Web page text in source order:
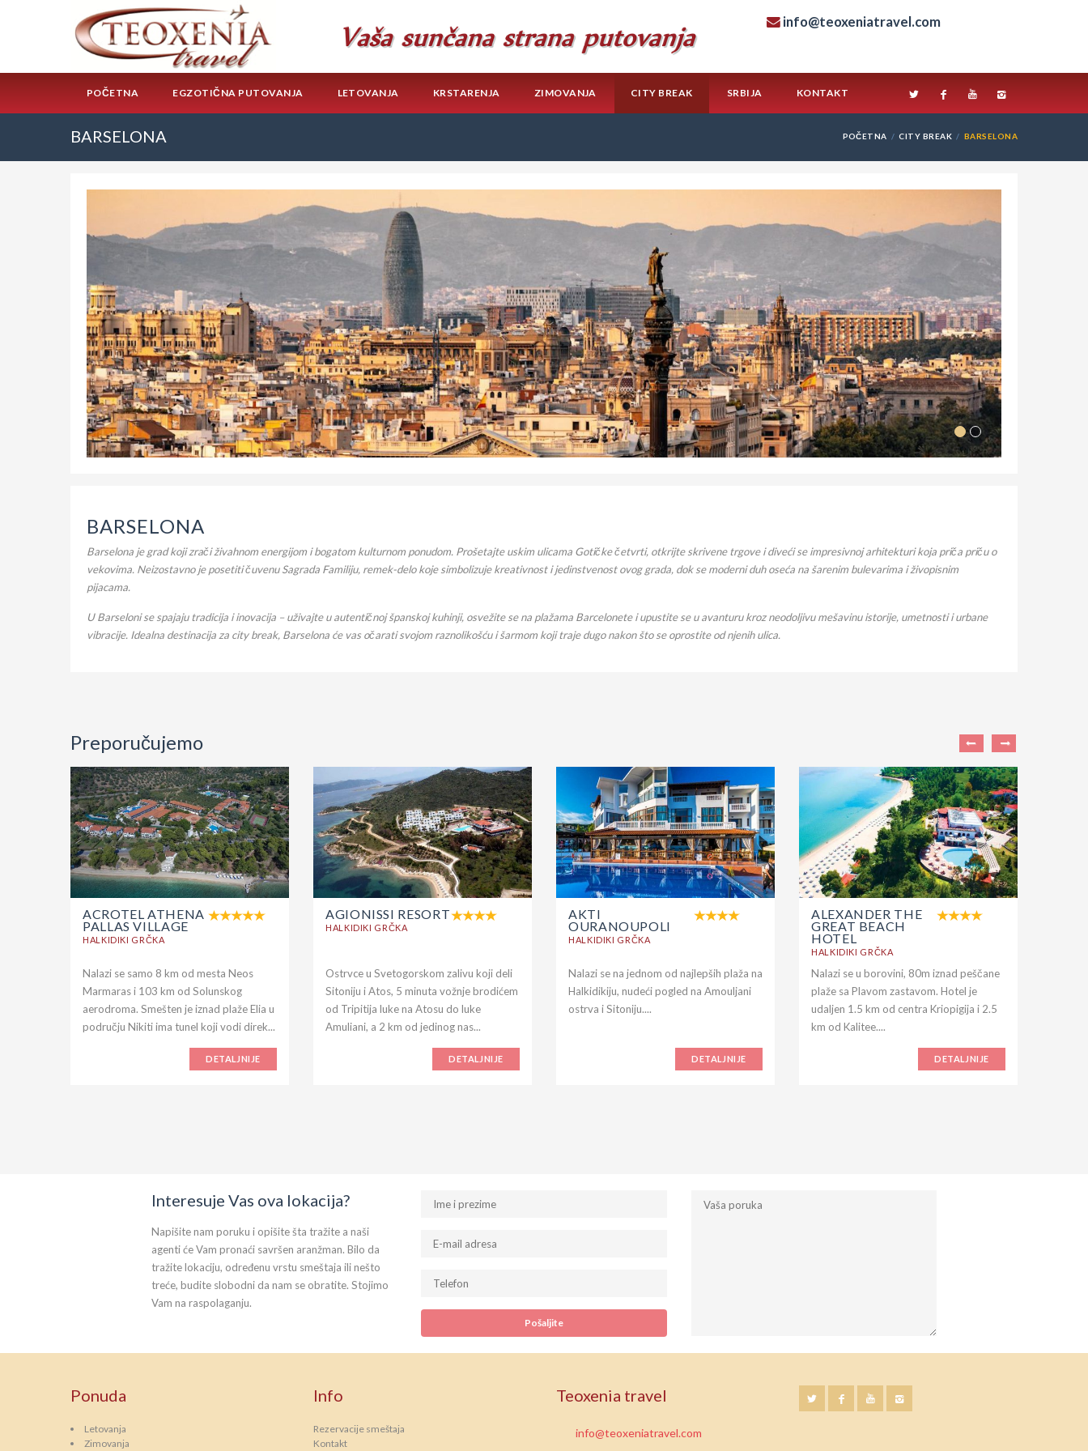
info@teoxeniatravel.com
POČETNA EGZOTIČNA PUTOVANJA LETOVANJA KRSTARENJA ZIMOVANJA CITY BREAK SRBIJA KONTAKT
BARSELONA POČETNA CITY BREAK BARSELONA
BARSELONA
Barselona je grad koji zrači živahnom energijom i bogatom kulturnom ponudom. Prošetajte uskim ulicama Gotičke četvrti, otkrijte skrivene trgove i diveći se impresivnoj arhitekturi koja priča priču o
vekovima. Neizostavno je posetiti čuvenu Sagrada Familiju, remek-delo koje simbolizuje kreativnost i jedinstvenost ovog grada, dok se moderni duh oseća na šarenim bulevarima i živopisnim
pijacama.
U Barseloni se spajaju tradicija i inovacija – uživajte u autentičnoj španskoj kuhinji, osvežite se na plažama Barcelonete i upustite se u avanturu kroz neodoljivu mešavinu istorije, umetnosti i urbane
vibracije. Idealna destinacija za city break, Barselona će vas očarati svojom raznolikošću i šarmom koji traje dugo nakon što se oprostite od njenih ulica.
Preporučujemo
ACROTEL ATHENA
PALLAS VILLAGE
HALKIDIKI GRČKA
Nalazi se samo 8 km od mesta Neos
Marmaras i 103 km od Solunskog
aerodroma. Smešten je iznad plaže Elia u
području Nikiti ima tunel koji vodi direk...
DETALJNIJE
AGIONISSI RESORT
HALKIDIKI GRČKA
Ostrvce u Svetogorskom zalivu koji deli
Sitoniju i Atos, 5 minuta vožnje brodićem
od Tripitija luke na Atosu do luke
Amuliani, a 2 km od jedinog nas...
DETALJNIJE
AKTI
OURANOUPOLI
HALKIDIKI GRČKA
Nalazi se na jednom od najlepših plaža na
Halkidikiju, nudeći pogled na Amouljani
ostrva i Sitoniju....
DETALJNIJE
ALEXANDER THE
GREAT BEACH
HOTEL
HALKIDIKI GRČKA
Nalazi se u borovini, 80m iznad peščane
plaže sa Plavom zastavom. Hotel je
udaljen 1.5 km od centra Kriopigija i 2.5
km od Kalitee....
DETALJNIJE
Interesuje Vas ova lokacija?
Napišite nam poruku i opišite šta tražite a naši
agenti će Vam pronaći savršen aranžman. Bilo da
tražite lokaciju, određenu vrstu smeštaja ili nešto
treće, budite slobodni da nam se obratite. Stojimo
Vam na raspolaganju.
Ponuda
Letovanja
Zimovanja
Info
Rezervacije smeštaja
Kontakt
Teoxenia travel
info@teoxeniatravel.com